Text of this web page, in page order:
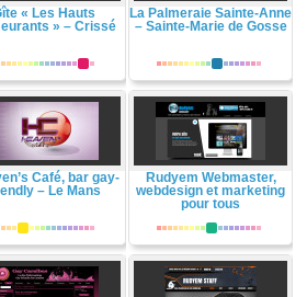
« Les Hauts
» – Crissé
La Palmeraie Sainte-Anne
– Sainte-Marie de Gosse
Café, bar gay-
– Le Mans
Rudyem Webmaster,
webdesign et marketing
pour tous